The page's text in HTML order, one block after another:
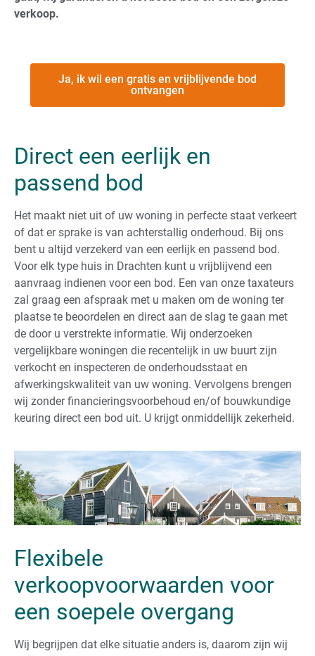
verkoop.
Ja, ik wil een gratis en vrijblijvende bod
ontvangen
Direct een eerlijk en
passend bod
Het maakt niet uit of uw woning in perfecte staat verkeert
of dat er sprake is van achterstallig onderhoud. Bij ons
bent u altijd verzekerd van een eerlijk en passend bod.
Voor elk type huis in Drachten kunt u vrijblijvend een
aanvraag indienen voor een bod. Een van onze taxateurs
zal graag een afspraak met u maken om de woning ter
plaatse te beoordelen en direct aan de slag te gaan met
de door u verstrekte informatie. Wij onderzoeken
vergelijkbare woningen die recentelijk in uw buurt zijn
verkocht en inspecteren de onderhoudsstaat en
afwerkingskwaliteit van uw woning. Vervolgens brengen
wij zonder financieringsvoorbehoud en/of bouwkundige
keuring direct een bod uit. U krijgt onmiddellijk zekerheid.
Flexibele
verkoopvoorwaarden voor
een soepele overgang
Wij begrijpen dat elke situatie anders is, daarom zijn wij